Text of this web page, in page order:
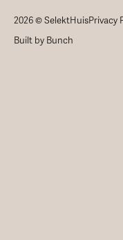
2026 © SelektHuisPrivacy
Built by Bunch